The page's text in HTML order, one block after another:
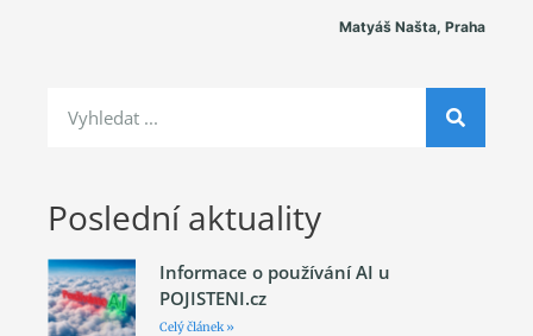
Matyáš Našta, Praha
Poslední aktuality
Informace o používání AI u
POJISTENI.cz
Celý článek »